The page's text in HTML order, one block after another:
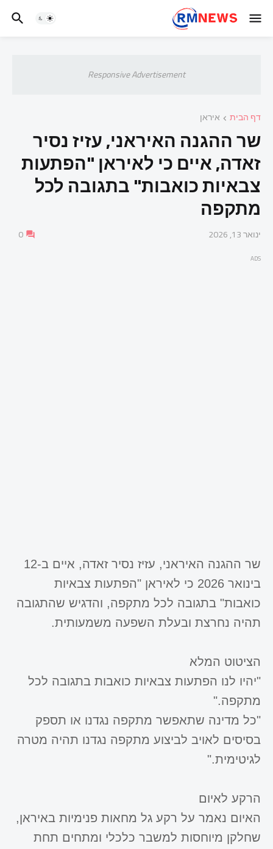
Responsive Advertisement
דף הבית איראן
שר ההגנה האיראני, עזיז נסיר
זאדה, איים כי לאיראן "הפתעות
צבאיות כואבות" בתגובה לכל
מתקפה
ינואר 13, 2026 0
ADS
שר ההגנה האיראני, עזיז נסיר זאדה, איים ב-12
בינואר 2026 כי לאיראן "הפתעות צבאיות
כואבות" בתגובה לכל מתקפה, והדגיש שהתגובה
תהיה נחרצת ובעלת השפעה משמעותית.
הציטוט המלא
"יהיו לנו הפתעות צבאיות כואבות בתגובה לכל
מתקפה."
​"כל מדינה שתאפשר מתקפה נגדנו או תספק
בסיסים לאויב לביצוע מתקפה נגדנו תהיה מטרה
לגיטימית."
הרקע לאיום
האיום נאמר על רקע גל מחאות פנימיות באיראן,
שחלקן מיוחסות למשבר כלכלי ומתחים תחת